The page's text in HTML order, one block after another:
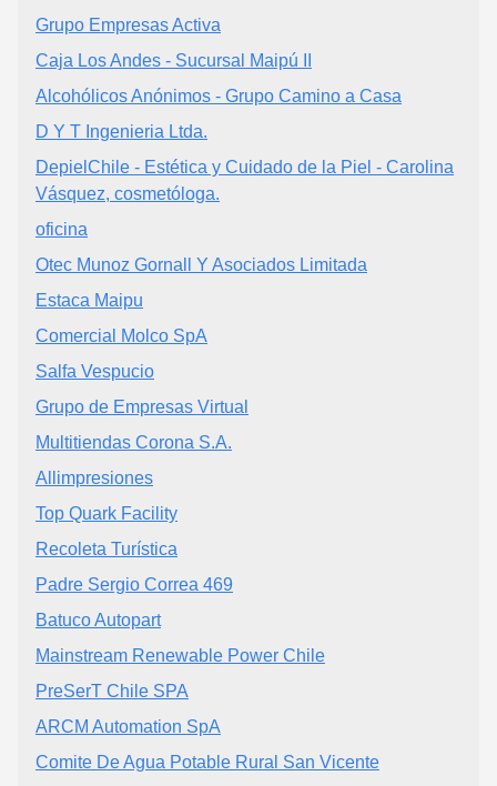
Grupo Empresas Activa
Caja Los Andes - Sucursal Maipú II
Alcohólicos Anónimos - Grupo Camino a Casa
D Y T Ingenieria Ltda.
DepielChile - Estética y Cuidado de la Piel - Carolina
Vásquez, cosmetóloga.
oficina
Otec Munoz Gornall Y Asociados Limitada
Estaca Maipu
Comercial Molco SpA
Salfa Vespucio
Grupo de Empresas Virtual
Multitiendas Corona S.A.
Allimpresiones
Top Quark Facility
Recoleta Turística
Padre Sergio Correa 469
Batuco Autopart
Mainstream Renewable Power Chile
PreSerT Chile SPA
ARCM Automation SpA
Comite De Agua Potable Rural San Vicente